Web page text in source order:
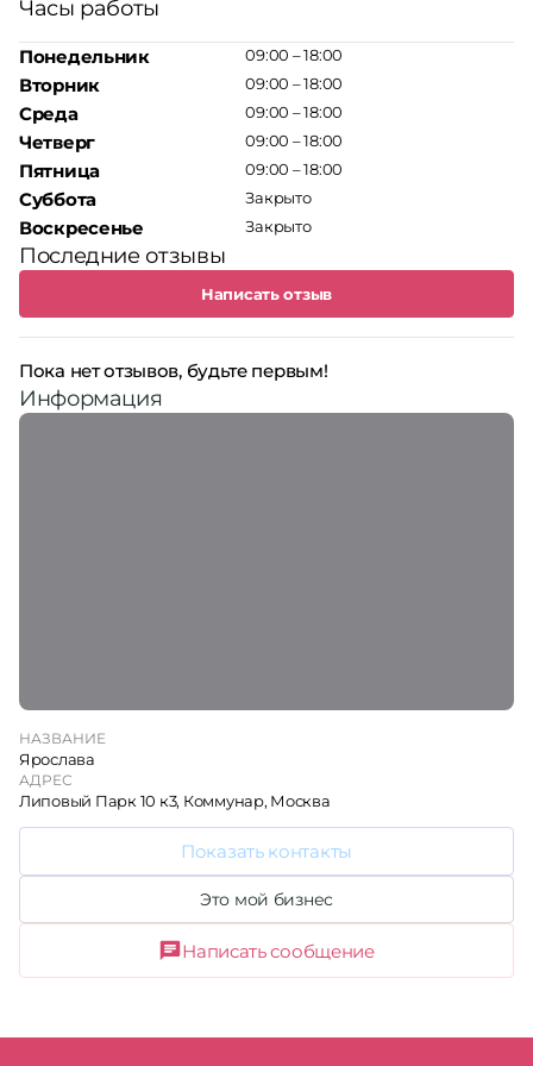
Часы работы
Понедельник
Вторник
Среда
Четверг
Пятница
Суббота
Воскресенье
09:00 – 18:00
09:00 – 18:00
09:00 – 18:00
09:00 – 18:00
09:00 – 18:00
Закрыто
Закрыто
Последние отзывы
Написать отзыв
Пока нет отзывов, будьте первым!
Информация
НАЗВАНИЕ
Ярослава
АДРЕС
Липовый Парк 10 к3, Коммунар, Москва
Показать контакты
Это мой бизнес
Написать сообщение